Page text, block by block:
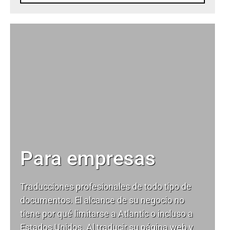
Para empresas
Traducciones profesionales de todo tipo de
documentos. El alcance de su negocio no
tiene por qué limitarse a Atlantic o incluso a
Estados Unidos. Al traducir su página web y